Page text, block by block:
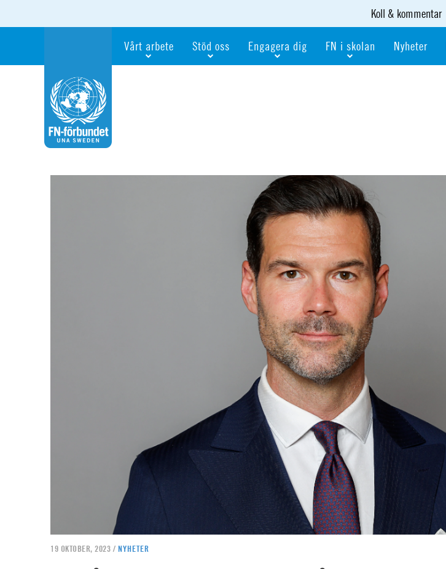
Koll & kommentar
Vårt arbete Stöd oss
Testamentera
Engagera dig
För dig som är ung
Världskoll i skolan
FN i skolan
Globalis
Nyheter
19 OKTOBER, 2023 / NYHETER